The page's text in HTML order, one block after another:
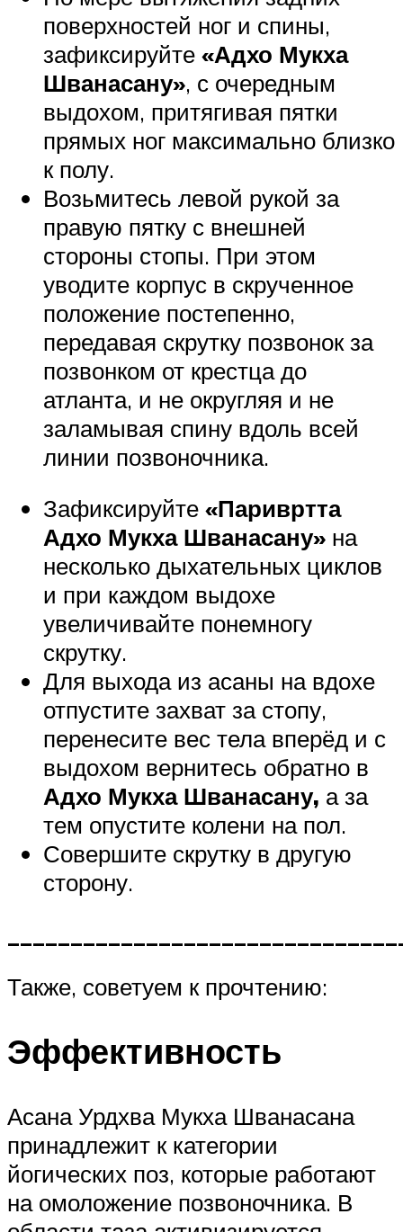
поверхностей ног и спины,
зафиксируйте «Адхо Мукха
Шванасану», с очередным
выдохом, притягивая пятки
прямых ног максимально близко
к полу.
Возьмитесь левой рукой за
правую пятку с внешней
стороны стопы. При этом
уводите корпус в скрученное
положение постепенно,
передавая скрутку позвонок за
позвонком от крестца до
атланта, и не округляя и не
заламывая спину вдоль всей
линии позвоночника.
Зафиксируйте «Паривртта
Адхо Мукха Шванасану» на
несколько дыхательных циклов
и при каждом выдохе
увеличивайте понемногу
скрутку.
Для выхода из асаны на вдохе
отпустите захват за стопу,
перенесите вес тела вперёд и с
выдохом вернитесь обратно в
Адхо Мукха Шванасану, а за
тем опустите колени на пол.
Совершите скрутку в другую
сторону.
Также, советуем к прочтению:
Эффективность
Асана Урдхва Мукха Шванасана
принадлежит к категории
йогических поз, которые работают
на омоложение позвоночника. В